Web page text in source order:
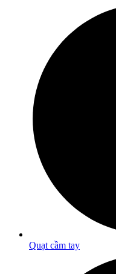
Quạt cầm tay